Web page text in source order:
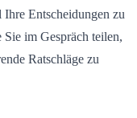
Entscheidungen zu
im Gespräch teilen,
Ratschläge zu